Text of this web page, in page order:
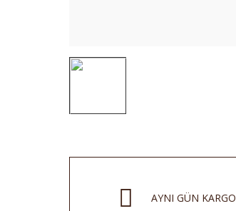
AYNI GÜN KARGO